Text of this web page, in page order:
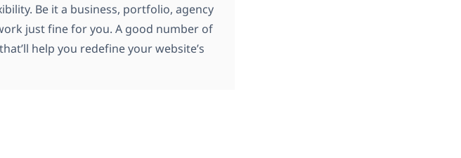
Be it a business, portfolio, agency
just fine for you. A good number of
help you redefine your website’s